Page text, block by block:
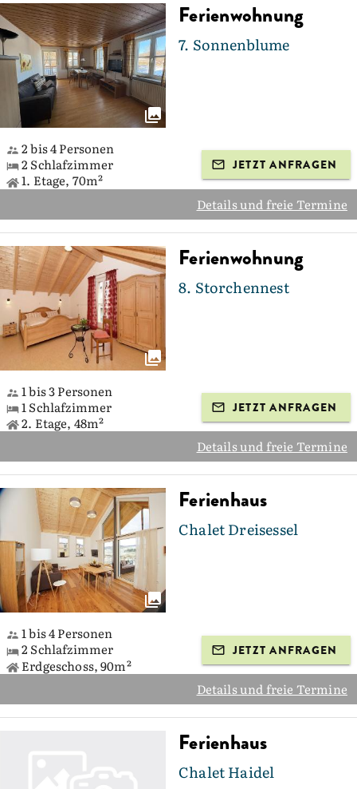
Ferienwohnung
7. Sonnenblume
2 bis 4 Personen
2 Schlafzimmer
1. Etage, 70m²
JETZT ANFRAGEN
Details und freie Termine
Ferienwohnung
8. Storchennest
1 bis 3 Personen
1 Schlafzimmer
2. Etage, 48m²
JETZT ANFRAGEN
Details und freie Termine
Ferienhaus
Chalet Dreisessel
1 bis 4 Personen
2 Schlafzimmer
Erdgeschoss, 90m²
JETZT ANFRAGEN
Details und freie Termine
Ferienhaus
Chalet Haidel